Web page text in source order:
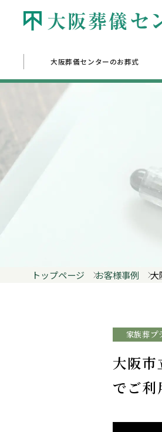
大阪葬儀センターのお葬式
トップページ お客様事例 大
家族葬プ
大阪
でご利